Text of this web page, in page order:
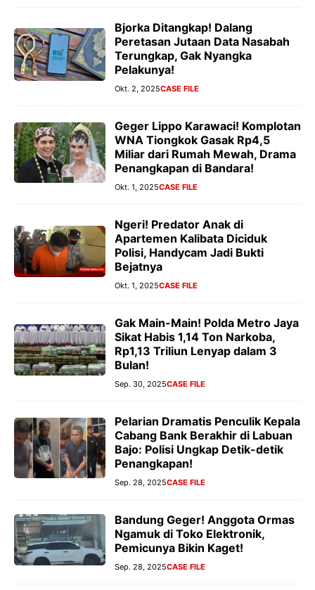
Bjorka Ditangkap! Dalang
Peretasan Jutaan Data Nasabah
Terungkap, Gak Nyangka
Pelakunya!
Okt. 2, 2025CASE FILE
Geger Lippo Karawaci! Komplotan
WNA Tiongkok Gasak Rp4,5
Miliar dari Rumah Mewah, Drama
Penangkapan di Bandara!
Okt. 1, 2025CASE FILE
Ngeri! Predator Anak di
Apartemen Kalibata Diciduk
Polisi, Handycam Jadi Bukti
Bejatnya
Okt. 1, 2025CASE FILE
Gak Main-Main! Polda Metro Jaya
Sikat Habis 1,14 Ton Narkoba,
Rp1,13 Triliun Lenyap dalam 3
Bulan!
Sep. 30, 2025CASE FILE
Pelarian Dramatis Penculik Kepala
Cabang Bank Berakhir di Labuan
Bajo: Polisi Ungkap Detik-detik
Penangkapan!
Sep. 28, 2025CASE FILE
Bandung Geger! Anggota Ormas
Ngamuk di Toko Elektronik,
Pemicunya Bikin Kaget!
Sep. 28, 2025CASE FILE